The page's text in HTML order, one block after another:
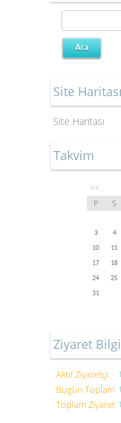
Site Haritası
Site Haritası
Takvim
<<
P S
3
4
10
11
17
18
24
25
31
Ziyaret
Aktif Ziyaretçi 1
Bugün Toplam
Toplam Ziyaret